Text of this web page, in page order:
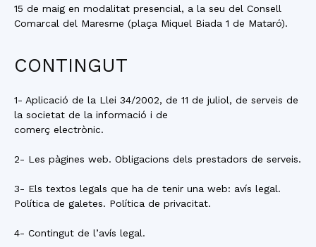
15 de maig en modalitat presencial, a la seu del Consell
Comarcal del Maresme (plaça Miquel Biada 1 de Mataró).
CONTINGUT
1- Aplicació de la Llei 34/2002, de 11 de juliol, de serveis de
la societat de la informació i de
comerç electrònic.
2- Les pàgines web. Obligacions dels prestadors de serveis.
3- Els textos legals que ha de tenir una web: avís legal.
Política de galetes. Política de privacitat.
4- Contingut de l’avís legal.